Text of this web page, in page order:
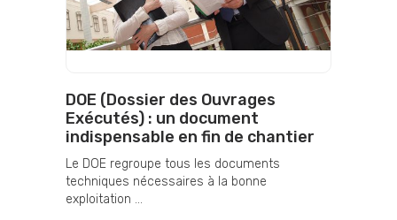
DOE (Dossier des Ouvrages
Exécutés) : un document
indispensable en fin de chantier
Le DOE regroupe tous les documents
techniques nécessaires à la bonne
exploitation ...